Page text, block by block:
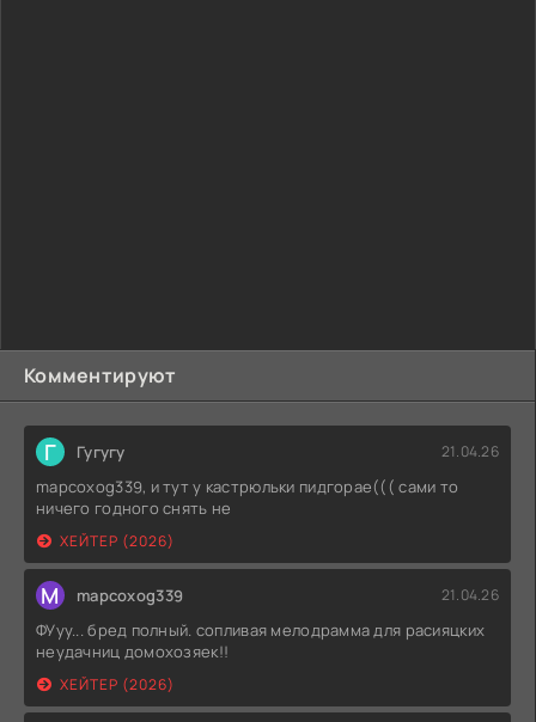
Комментируют
Г Гугугу 21.04.26
mapcoxog339, и тут у кастрюльки пидгорае((( сами то
ничего годного снять не
ХЕЙТЕР (2026)
M mapcoxog339 21.04.26
ФУуу... бред полный. сопливая мелодрамма для расияцких
неудачниц домохозяек!!
ХЕЙТЕР (2026)